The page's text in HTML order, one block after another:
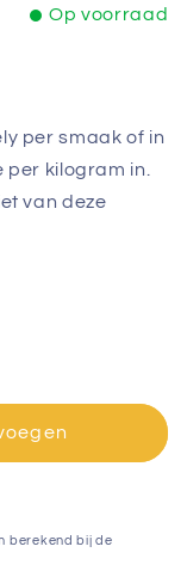
Op voorraad
per smaak of in
per kilogram in.
van deze
berekend bij de